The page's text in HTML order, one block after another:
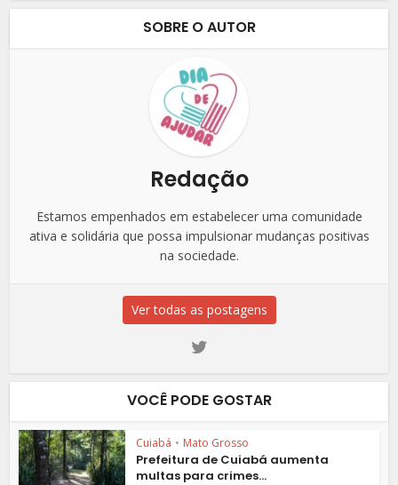
SOBRE O AUTOR
Redação
Estamos empenhados em estabelecer uma comunidade
ativa e solidária que possa impulsionar mudanças positivas
na sociedade.
Ver todas as postagens
VOCÊ PODE GOSTAR
Cuiabá • Mato Grosso
Prefeitura de Cuiabá aumenta
multas para crimes...